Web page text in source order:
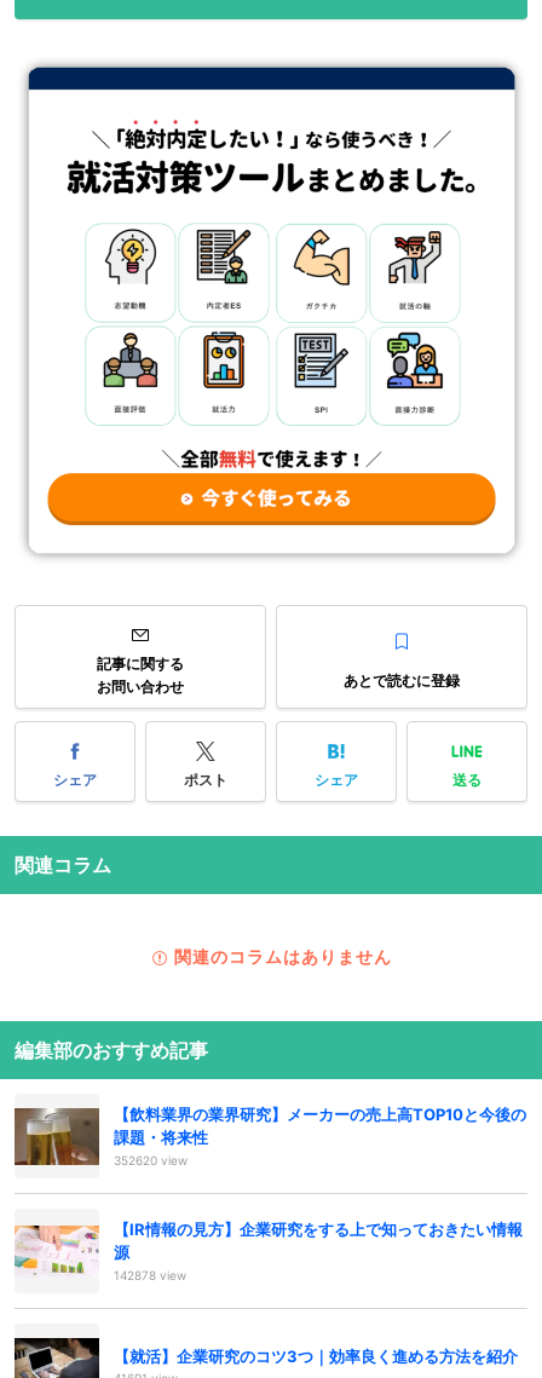
記事に関する
お問い合わせ
あとで読むに登録
シェア ポスト シェア 送る
関連コラム
関連のコラムはありません
編集部のおすすめ記事
【飲料業界の業界研究】メーカーの売上高TOP10と今後の
課題・将来性
352620 view
【IR情報の見方】企業研究をする上で知っておきたい情報
源
142878 view
【就活】企業研究のコツ3つ｜効率良く進める方法を紹介